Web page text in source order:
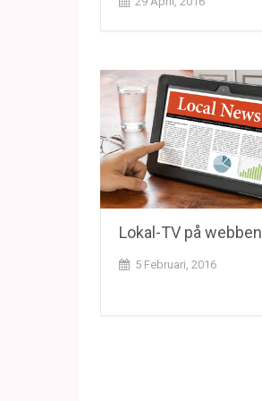
Lokal-TV på webben
5 Februari, 2016